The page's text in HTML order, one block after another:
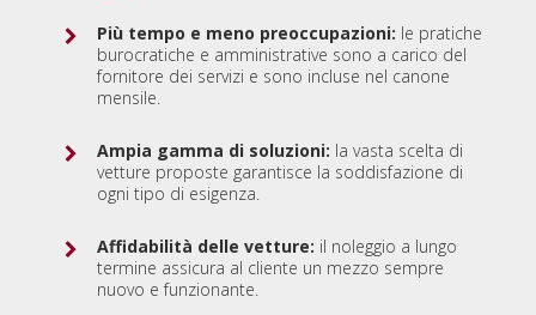
Più tempo e meno preoccupazioni: le pratiche
burocratiche e amministrative sono a carico del
fornitore dei servizi e sono incluse nel canone
mensile.
Ampia gamma di soluzioni: la vasta scelta di
vetture proposte garantisce la soddisfazione di
ogni tipo di esigenza.
Affidabilità delle vetture: il noleggio a lungo
termine assicura al cliente un mezzo sempre
nuovo e funzionante.